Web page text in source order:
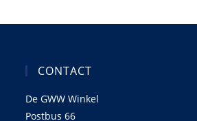
CONTACT
De GWW Winkel
Postbus 66